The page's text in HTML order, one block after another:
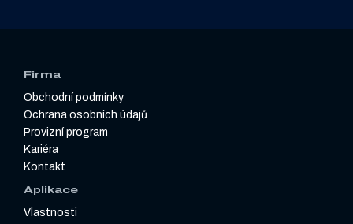
Firma
Obchodní podmínky
Ochrana osobních údajů
Provizní program
Kariéra
Kontakt
Aplikace
Vlastnosti